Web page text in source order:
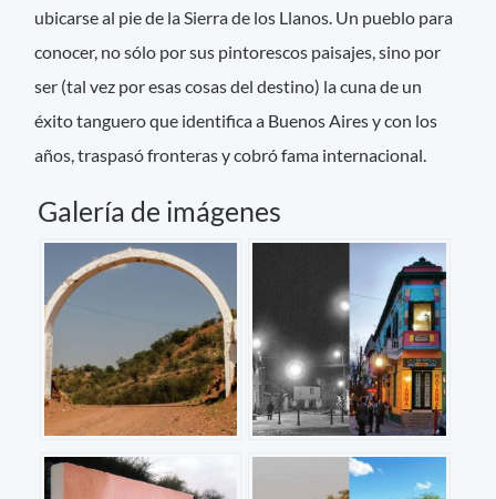
ubicarse al pie de la Sierra de los Llanos. Un pueblo para
conocer, no sólo por sus pintorescos paisajes, sino por
ser (tal vez por esas cosas del destino) la cuna de un
éxito tanguero que identifica a Buenos Aires y con los
años, traspasó fronteras y cobró fama internacional.
Galería de imágenes